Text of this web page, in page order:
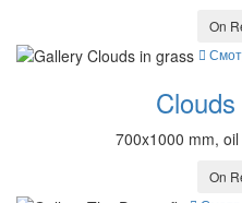
On
700x1000 mm,
On